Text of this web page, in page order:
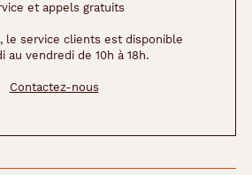
et appels gratuits
le service clients est disponible
au vendredi de 10h à 18h.
Contactez-nous